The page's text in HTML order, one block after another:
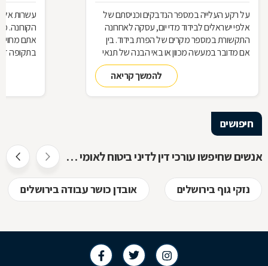
על רקע העלייה במספר הנדבקים וכניסתם של
אלפי ישראלים לבידוד מדי יום, עסקה לאחרונה
התקשורת במספר מקרים של הפרת בידוד. בין
אם מדובר במעשה מכוון או באי הבנה של תנאי
הבידוד, להפרת הבידוד ישנן השלכות אותן חשוב
להמשך קריאה
עשרות
הקורונה.
אתם
בתקופה
חיפושים
אנשים שחיפשו עורכי דין לדיני ביטוח לאומי חיפשו גם
נזקי גוף בירושלים אובדן כושר עבודה בירושלים